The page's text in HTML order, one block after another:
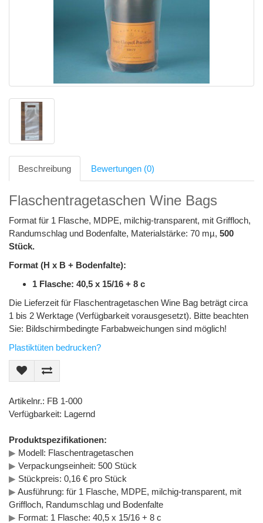
Beschreibung Bewertungen (0)
Flaschentragetaschen Wine Bags
Format für 1 Flasche, MDPE, milchig-transparent, mit Griffloch,
Randumschlag und Bodenfalte, Materialstärke: 70 mµ, 500
Stück.
Format (H x B + Bodenfalte):
1 Flasche: 40,5 x 15/16 + 8 c
Die Lieferzeit für Flaschentragetaschen Wine Bag beträgt circa
1 bis 2 Werktage (Verfügbarkeit vorausgesetzt). Bitte beachten
Sie: Bildschirmbedingte Farbabweichungen sind möglich!
Plastiktüten bedrucken?
Artikelnr.: FB 1-000
Verfügbarkeit: Lagernd
Produktspezifikationen:
▶ Modell: Flaschentragetaschen
▶ Verpackungseinheit: 500 Stück
▶ Stückpreis: 0,16 € pro Stück
▶ Ausführung: für 1 Flasche, MDPE, milchig-transparent, mit
Griffloch, Randumschlag und Bodenfalte
▶ Format: 1 Flasche: 40,5 x 15/16 + 8 c